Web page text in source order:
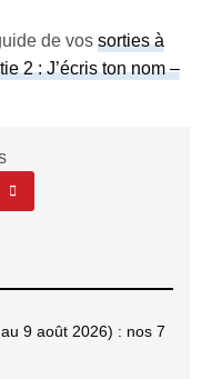
de vossorties à
2 : J’écris ton nom –
9 août 2026) : nos 7